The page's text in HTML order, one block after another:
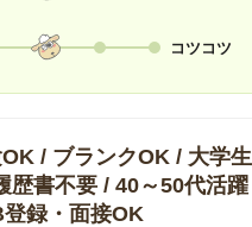
コツコツ
/ ブランクOK / 大学生
歴書不要 / 40～50代活躍
録・面接OK